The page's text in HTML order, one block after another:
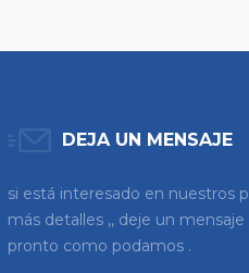
DEJA UN MENSAJE
si está interesado en nuestros
más detalles ,, deje un
pronto como podamos .